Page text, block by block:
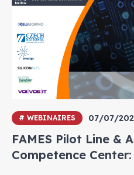
# WEBINAIRES 07/07/
FAMES Pilot Line &
Competence